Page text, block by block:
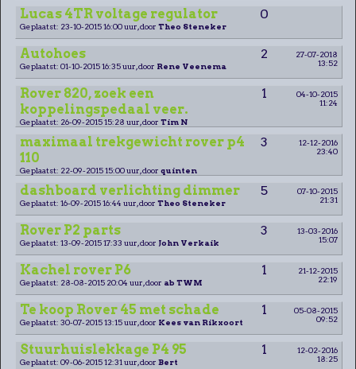
Lucas 4TR voltage regulator 0
Geplaatst: 23-10-2015 16:00 uur, door Theo Steneker
Autohoes 2
27-07-2018
13:52
Geplaatst: 01-10-2015 16:35 uur, door Rene Veenema
Rover 820, zoek een
koppelingspedaal veer.
1
04-10-2015
11:24
Geplaatst: 26-09-2015 15:28 uur, door Tim N
maximaal trekgewicht rover p4
110
3
12-12-2016
23:40
Geplaatst: 22-09-2015 15:00 uur, door quinten
dashboard verlichting dimmer 5
07-10-2015
21:31
Geplaatst: 16-09-2015 16:44 uur, door Theo Steneker
Rover P2 parts 3
13-03-2016
15:07
Geplaatst: 13-09-2015 17:33 uur, door John Verkaik
Kachel rover P6 1
21-12-2015
22:19
Geplaatst: 28-08-2015 20:04 uur, door ab TWM
Te koop Rover 45 met schade 1
05-08-2015
09:52
Geplaatst: 30-07-2015 13:15 uur, door Kees van Rikxoort
Stuurhuislekkage P4 95 1
12-02-2016
18:25
Geplaatst: 09-06-2015 12:31 uur, door Bert